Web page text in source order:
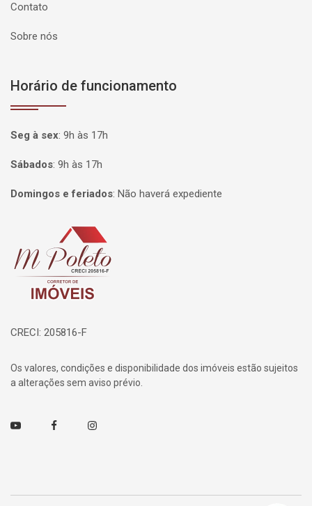
Contato
Sobre nós
Horário de funcionamento
Seg à sex: 9h às 17h
Sábados: 9h às 17h
Domingos e feriados: Não haverá expediente
Página inicial
CRECI: 205816-F
Os valores, condições e disponibilidade dos imóveis estão sujeitos
a alterações sem aviso prévio.
Youtube FacebookInstagram